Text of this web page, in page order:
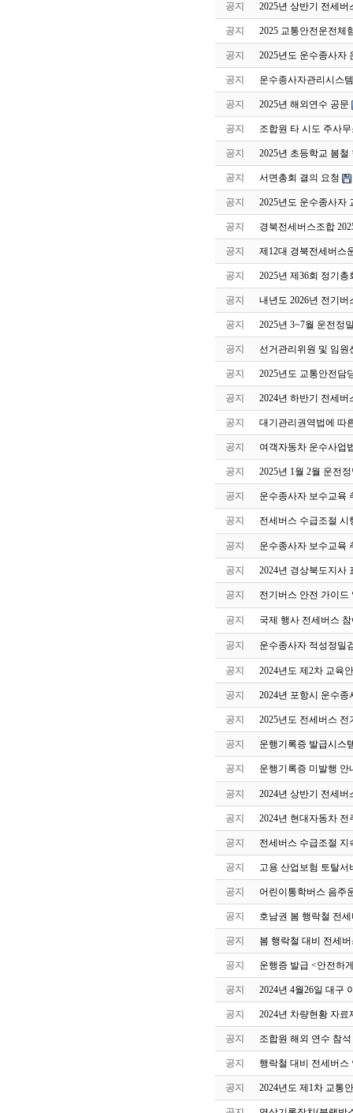
공지 2025년 상반기 전세
공지 2025 교통안전운전체
공지 2025년도 운수종사자
공지 운수종사자관리시스
공지 2025년 해외연수 공문
공지 조합원 타 시도 주사
공지 2025년 초등학교 봄
공지 서면총회 결의 요청
공지 2025년도 운수종사자
공지 경북전세버스조합
공지 제12대 경북전세버스
공지 2025년 제36회 정기총
공지 내년도 2026년 전기
공지 2025년 3~7월 운전정
공지 선거관리위원 및 임원
공지 2025년도 교통안전담
공지 2024년 하반기 전세
공지 대기관리권역법에 따
공지 여객자동차 운수사업
공지 2025년 1월 2월 운전
공지 운수종사자 보수교육
공지 전세버스 수급조절 시
공지 운수종사자 보수교육
공지 2024년 경상북도지사
공지 전기버스 안전 가이드
공지 국제 행사 전세버스
공지 운수종사자 적성정밀
공지 2024년도 제2차 교육
공지 2024년 포항시 운수
공지 2025년도 전세버스
공지 운행기록증 발급시스
공지 운행기록증 미발행 안
공지 2024년 상반기 전세
공지 2024년 현대자동차
공지 전세버스 수급조절 지
공지 고용 산업보험 토탈서
공지 어린이통학버스 음주
공지 호남권 봄 행락철 전
공지 봄 행락철 대비 전세
공지 운행증 발급 <안전하
공지 2024년 4월26일 대구
공지 2024년 차량현황 자료
공지 조합원 해외 연수 참
공지 행락철 대비 전세버스
공지 2024년도 제1차 교통